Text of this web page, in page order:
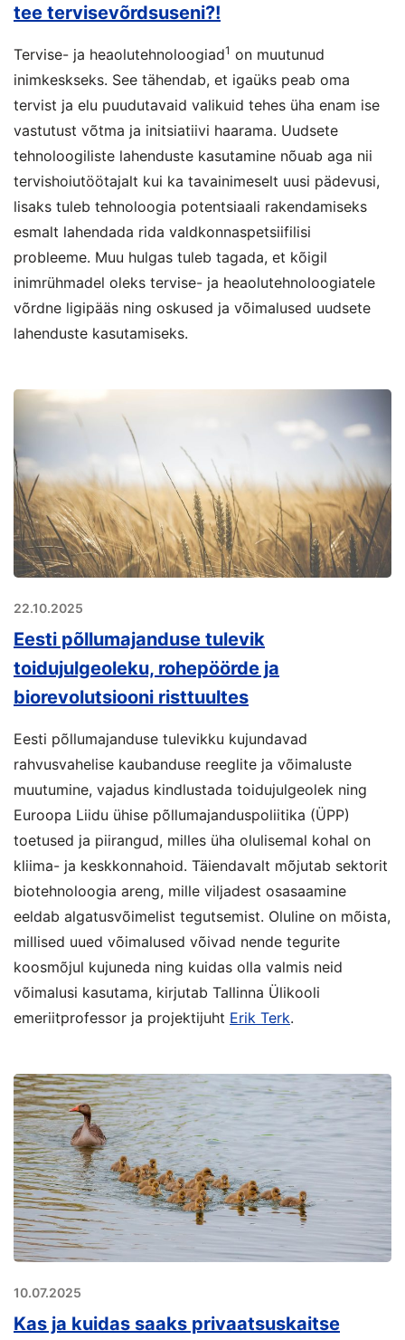
tee tervisevõrdsuseni?!
Tervise- ja heaolutehnoloogiad1 on muutunud
inimkeskseks. See tähendab, et igaüks peab oma
tervist ja elu puudutavaid valikuid tehes üha enam ise
vastutust võtma ja initsiatiivi haarama. Uudsete
tehnoloogiliste lahenduste kasutamine nõuab aga nii
tervishoiutöötajalt kui ka tavainimeselt uusi pädevusi,
lisaks tuleb tehnoloogia potentsiaali rakendamiseks
esmalt lahendada rida valdkonnaspetsiifilisi
probleeme. Muu hulgas tuleb tagada, et kõigil
inimrühmadel oleks tervise- ja heaolutehnoloogiatele
võrdne ligipääs ning oskused ja võimalused uudsete
lahenduste kasutamiseks.
22.10.2025
Eesti põllumajanduse tulevik
toidujulgeoleku, rohepöörde ja
biorevolutsiooni risttuultes
Eesti põllumajanduse tulevikku kujundavad
rahvusvahelise kaubanduse reeglite ja võimaluste
muutumine, vajadus kindlustada toidujulgeolek ning
Euroopa Liidu ühise põllumajanduspoliitika (ÜPP)
toetused ja piirangud, milles üha olulisemal kohal on
kliima- ja keskkonnahoid. Täiendavalt mõjutab sektorit
biotehnoloogia areng, mille viljadest osasaamine
eeldab algatusvõimelist tegutsemist. Oluline on mõista,
millised uued võimalused võivad nende tegurite
koosmõjul kujuneda ning kuidas olla valmis neid
võimalusi kasutama, kirjutab Tallinna Ülikooli
emeriitprofessor ja projektijuht Erik Terk.
10.07.2025
Kas ja kuidas saaks privaatsuskaitse